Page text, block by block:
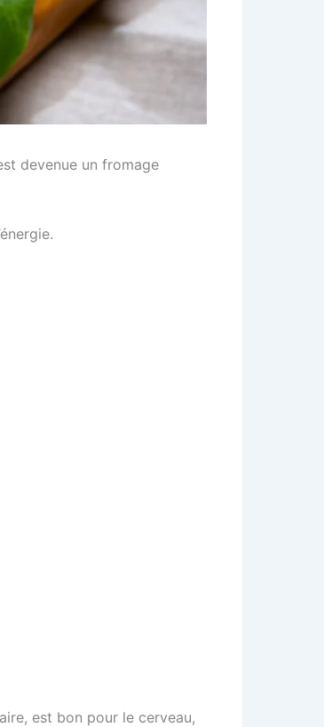
devenue un fromage
est bon pour le cerveau,